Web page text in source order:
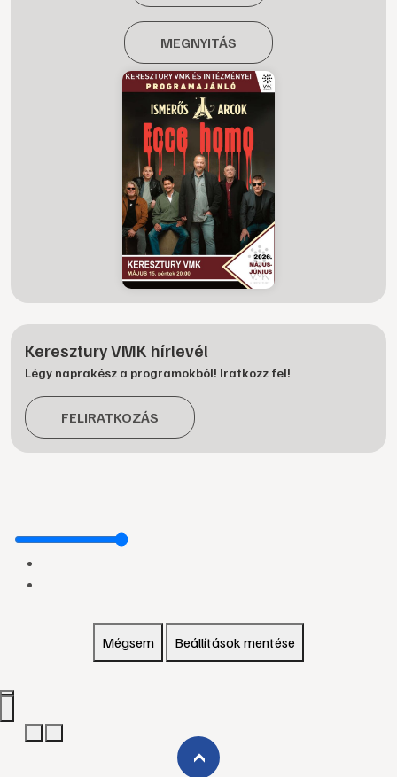
MEGNYITÁS
Keresztury VMK hírlevél
Légy naprakész a programokból! Iratkozz fel!
FELIRATKOZÁS
Mégsem Beállítások mentése
›